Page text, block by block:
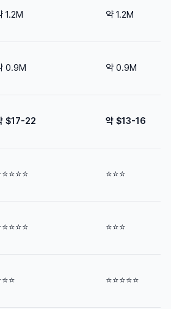
1.2M 약 1.2M
0.9M 약 0.9M
$17-22 약 $13-16
⭐⭐⭐
⭐⭐⭐
⭐⭐⭐⭐⭐